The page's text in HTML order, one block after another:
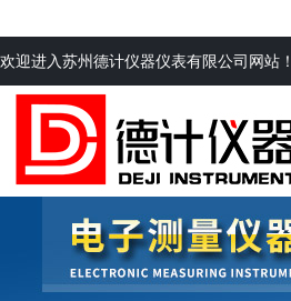
欢迎进入苏州德计仪器仪表有限公司网站！